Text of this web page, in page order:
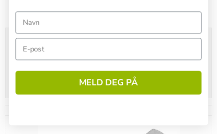
25,00 NOK
(inkl. mva.)
Vis produkt
MELD DEG PÅ